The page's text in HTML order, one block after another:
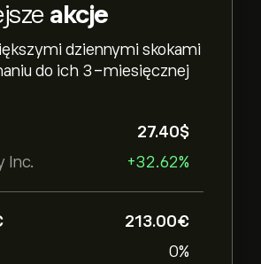
akcje
dziennymi skokami
do ich 3-miesięcznej
Inc.
27.40‎$‎
+32.62%
213.00‎€‎
0%